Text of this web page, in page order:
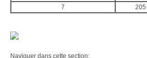
7
205
Naviguer dans cette section: